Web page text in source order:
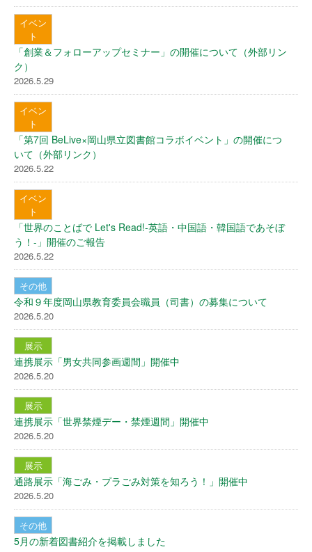
イベン
ト
「創業＆フォローアップセミナー」の開催について（外部リン
ク）
2026.5.29
イベン
ト
「第7回 BeLive×岡山県立図書館コラボイベント」の開催につ
いて（外部リンク）
2026.5.22
イベン
ト
「世界のことばで Let's Read!-英語・中国語・韓国語であそぼ
う！-」開催のご報告
2026.5.22
その他
令和９年度岡山県教育委員会職員（司書）の募集について
2026.5.20
展示
連携展示「男女共同参画週間」開催中
2026.5.20
展示
連携展示「世界禁煙デー・禁煙週間」開催中
2026.5.20
展示
通路展示「海ごみ・プラごみ対策を知ろう！」開催中
2026.5.20
その他
5月の新着図書紹介を掲載しました